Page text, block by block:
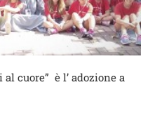
cuore” è l’ adozione a